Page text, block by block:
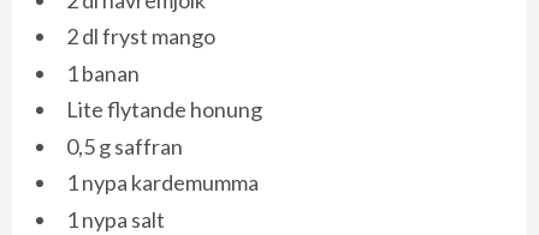
2 dl fryst mango
1 banan
Lite flytande honung
0,5 g saffran
1 nypa kardemumma
1 nypa salt